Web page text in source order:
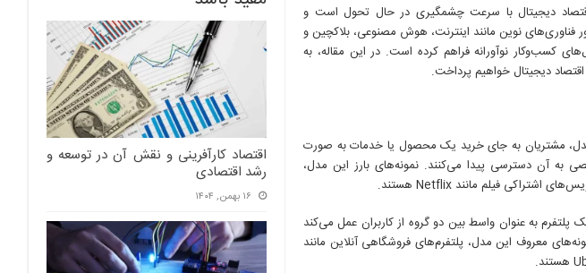
نوآورانه
در
اقتصاد
دیجیتال
اقتصاد کارآفرینی و نقش آن در توسعه و
رشد اقتصادی
۱۶ بهمن, ۱۴۰۴
دیجیتال با سرعت چشمگیری در حال تحول است و
نوین مانند اینترنت، هوش مصنوعی، بلاکچین و
کسب‌وکار نوآورانه فراهم کرده است. در این مقاله، به
دیجیتال خواهیم پرداخت.
مشتریان به جای خرید یک محصول یا خدمات به صورت
به آن دسترسی پیدا می‌کنند. نمونه‌های بارز این مدل،
پلتفرم به عنوان واسط بین دو گروه از کاربران عمل می‌کند
معروف این مدل، پلتفرم‌های فروشگاهی آنلاین مانند